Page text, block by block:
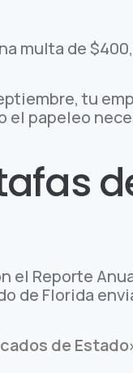
multa de
tu
papeleo
el Reporte
de Florida
de